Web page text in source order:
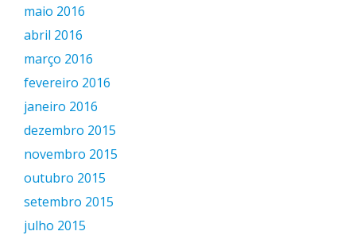
maio 2016
abril 2016
março 2016
fevereiro 2016
janeiro 2016
dezembro 2015
novembro 2015
outubro 2015
setembro 2015
julho 2015